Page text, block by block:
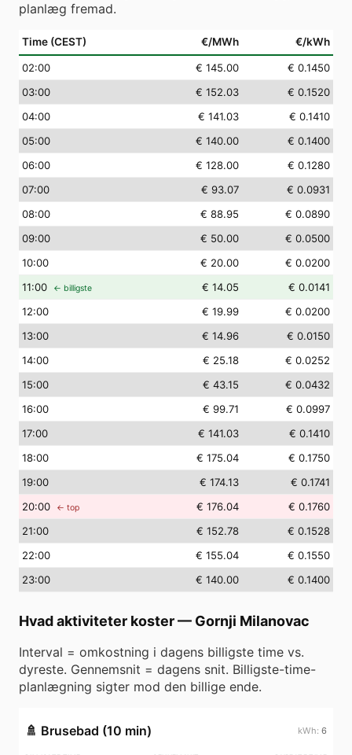
planlæg fremad.
Time (CEST) €/MWh €/kWh
02:00 € 145.00
€ 0.1450
03:00 € 152.03
€ 0.1520
04:00 € 141.03
€ 0.1410
05:00 € 140.00
€ 0.1400
06:00 € 128.00
€ 0.1280
07:00 € 93.07
€ 0.0931
08:00 € 88.95
€ 0.0890
09:00 € 50.00
€ 0.0500
10:00 € 20.00
€ 0.0200
11:00 ← billigste € 14.05
€ 0.0141
12:00 € 19.99
€ 0.0200
13:00 € 14.96
€ 0.0150
14:00 € 25.18
€ 0.0252
15:00 € 43.15
€ 0.0432
16:00 € 99.71
€ 0.0997
17:00 € 141.03
€ 0.1410
18:00 € 175.04
€ 0.1750
19:00 € 174.13
€ 0.1741
20:00 ← top € 176.04
€ 0.1760
21:00 € 152.78
€ 0.1528
22:00 € 155.04
€ 0.1550
23:00 € 140.00 € 0.1400
Hvad aktiviteter koster— Gornji Milanovac
Interval = omkostning i dagens billigste time vs.
dyreste. Gennemsnit = dagens snit. Billigste-time-
planlægning sigter mod den billige ende.
🚿 Brusebad (10 min) 6